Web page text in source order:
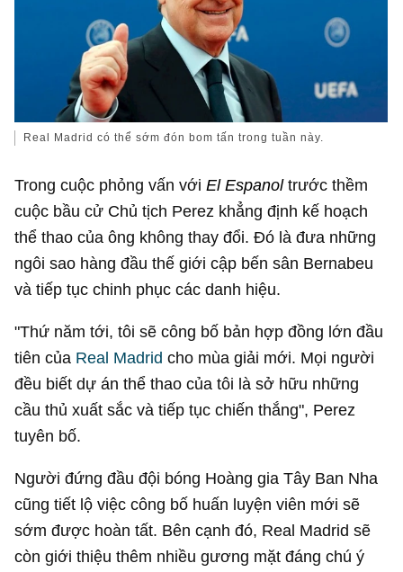
Real Madrid có thể sớm đón bom tấn trong tuần này.
Trong cuộc phỏng vấn vớiElEspanoltrước thềm
cuộc bầu cử Chủ tịch Perez khẳng định kế hoạch
thể thao của ông không thay đổi. Đó là đưa những
ngôi sao hàng đầu thế giới cập bến sân Bernabeu
và tiếp tục chinh phục các danh hiệu.
"Thứ năm tới, tôi sẽ công bố bản hợp đồng lớn đầu
tiên của Real Madrid cho mùa giải mới. Mọi người
đều biết dự án thể thao của tôi là sở hữu những
cầu thủ xuất sắc và tiếp tục chiến thắng", Perez
tuyên bố.
Người đứng đầu đội bóng Hoàng gia Tây Ban Nha
cũng tiết lộ việc công bố huấn luyện viên mới sẽ
sớm được hoàn tất. Bên cạnh đó, Real Madrid sẽ
còn giới thiệu thêm nhiều gương mặt đáng chú ý